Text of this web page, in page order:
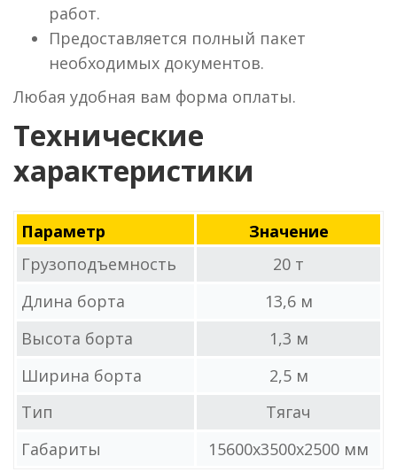
работ.
Предоставляется полный пакет
необходимых документов.
Любая удобная вам форма оплаты.
Технические
характеристики
Параметр
Значение
Грузоподъемность
20 т
Длина борта
13,6 м
Высота борта
1,3 м
Ширина борта
2,5 м
Тип
Тягач
Габариты
15600x3500x2500 мм